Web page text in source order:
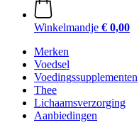
Winkelmandje € 0,00
Merken
Voedsel
Voedingssupplementen
Thee
Lichaamsverzorging
Aanbiedingen